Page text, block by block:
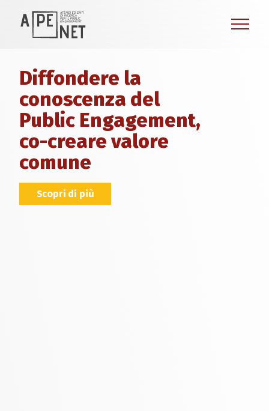
Diffondere la
conoscenza del
Public Engagement,
co-creare valore
comune
Scopri di più